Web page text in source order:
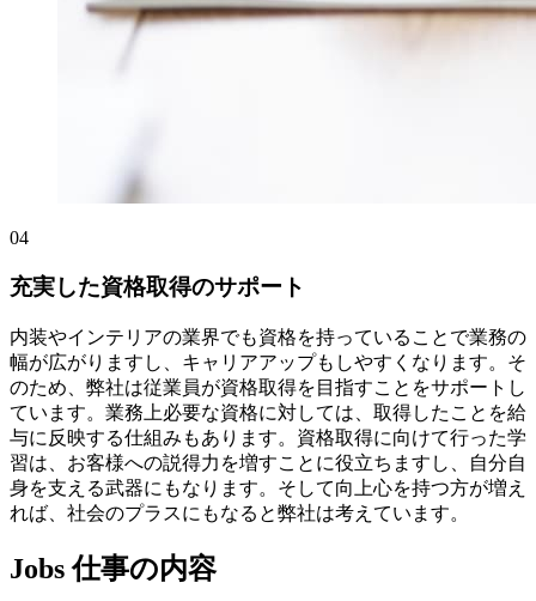
04
充実した資格取得のサポート
内装やインテリアの業界でも資格を持っていることで業務の
幅が広がりますし、キャリアアップもしやすくなります。そ
のため、弊社は従業員が資格取得を目指すことをサポートし
ています。業務上必要な資格に対しては、取得したことを給
与に反映する仕組みもあります。資格取得に向けて行った学
習は、お客様への説得力を増すことに役立ちますし、自分自
身を支える武器にもなります。そして向上心を持つ方が増え
れば、社会のプラスにもなると弊社は考えています。
Jobs 仕事の内容